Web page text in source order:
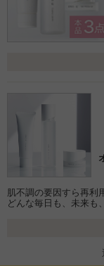
肌不調の要因すら再利
どんな毎日も、未来も